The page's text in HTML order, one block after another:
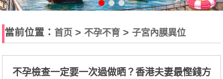
當前位置： 首页 > 不孕不育 > 子宮內膜異位
不孕檢查一定要一次過做晒？香港夫妻最慳錢方